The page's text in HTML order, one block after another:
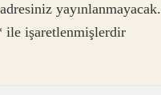
yayınlanmayacak.
ile işaretlenmişlerdir